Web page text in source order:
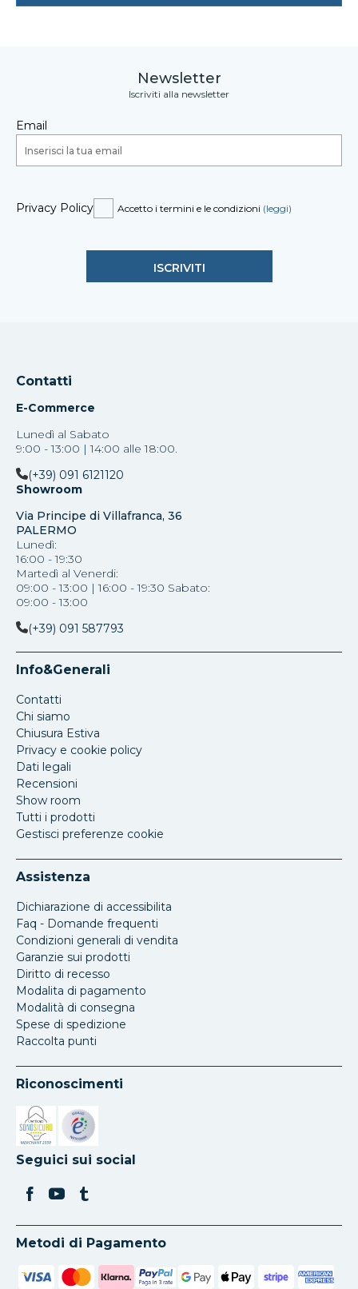
Newsletter
Iscriviti alla newsletter
Email
Privacy Policy Accetto i termini e le condizioni (leggi)
Contatti
E-Commerce
Lunedì al Sabato
9:00 - 13:00 | 14:00 alle 18:00.
(+39) 091 6121120
Showroom
Via Principe di Villafranca, 36
PALERMO
Lunedì:
16:00 - 19:30
Martedì al Venerdi:
09:00 - 13:00 | 16:00 - 19:30 Sabato:
09:00 - 13:00
(+39) 091 587793
Info&Generali
Contatti
Chi siamo
Chiusura Estiva
Privacy e cookie policy
Dati legali
Recensioni
Show room
Tutti i prodotti
Gestisci preferenze cookie
Assistenza
Dichiarazione di accessibilita
Faq - Domande frequenti
Condizioni generali di vendita
Garanzie sui prodotti
Diritto di recesso
Modalita di pagamento
Modalità di consegna
Spese di spedizione
Raccolta punti
Riconoscimenti
Si apre in una nuova scheda
Si apre in una nuova scheda
Seguici sui social
Metodi di Pagamento